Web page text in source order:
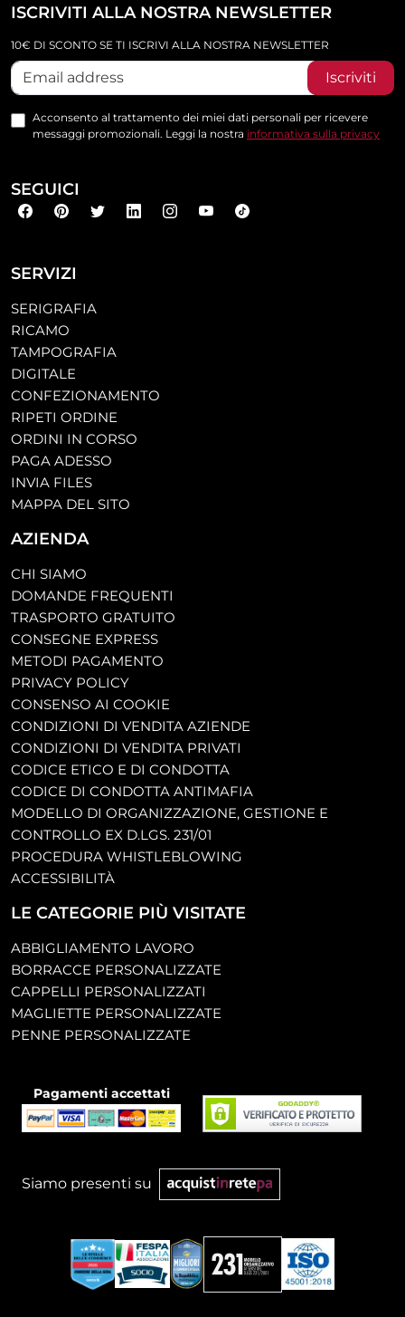
SERVIZI
SERIGRAFIA
RICAMO
TAMPOGRAFIA
DIGITALE
CONFEZIONAMENTO
RIPETI ORDINE
ORDINI IN CORSO
PAGA ADESSO
INVIA FILES
MAPPA DEL SITO
AZIENDA
CHI SIAMO
DOMANDE FREQUENTI
TRASPORTO GRATUITO
CONSEGNE EXPRESS
METODI PAGAMENTO
PRIVACY POLICY
CONSENSO AI COOKIE
CONDIZIONI DI VENDITA AZIENDE
CONDIZIONI DI VENDITA PRIVATI
CODICE ETICO E DI CONDOTTA
CODICE DI CONDOTTA ANTIMAFIA
MODELLO DI ORGANIZZAZIONE, GESTIONE E
CONTROLLO EX D.LGS. 231/01
PROCEDURA WHISTLEBLOWING
ACCESSIBILITÀ
LE CATEGORIE PIÙ VISITATE
ABBIGLIAMENTO LAVORO
BORRACCE PERSONALIZZATE
CAPPELLI PERSONALIZZATI
MAGLIETTE PERSONALIZZATE
PENNE PERSONALIZZATE
ISCRIVITI ALLA NOSTRA NEWSLETTER
10€ DI SCONTO SE TI ISCRIVI ALLA NOSTRA NEWSLETTER
Iscriviti
Acconsento al trattamento dei miei dati personali per ricevere
messaggi promozionali. Leggi la nostra informativa sulla privacy
SEGUICI
Pagamenti accettati
Siamo presenti su